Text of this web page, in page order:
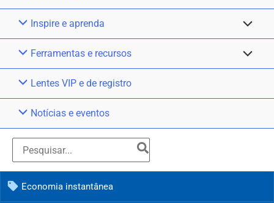
Inspire e aprenda
Ferramentas e recursos
Lentes VIP e de registro
Notícias e eventos
Economia instantânea